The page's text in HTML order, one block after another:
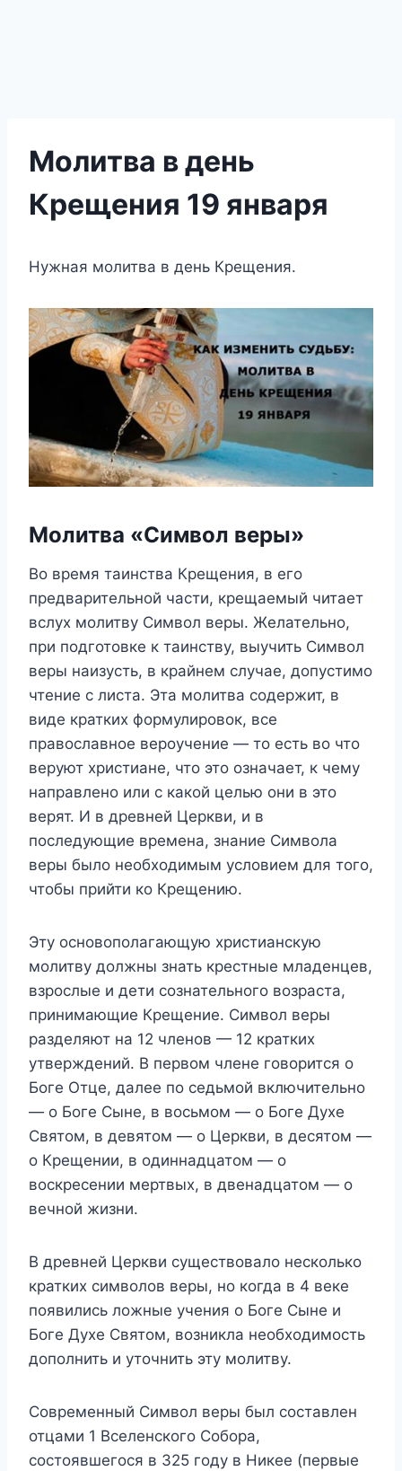
Молитва в день
Крещения 19 января
Нужная молитва в день Крещения.
Молитва «Символ веры»
Во время таинства Крещения, в его
предварительной части, крещаемый читает
вслух молитву Символ веры. Желательно,
при подготовке к таинству, выучить Символ
веры наизусть, в крайнем случае, допустимо
чтение с листа. Эта молитва содержит, в
виде кратких формулировок, все
православное вероучение — то есть во что
веруют христиане, что это означает, к чему
направлено или с какой целью они в это
верят. И в древней Церкви, и в
последующие времена, знание Символа
веры было необходимым условием для того,
чтобы прийти ко Крещению.
Эту основополагающую христианскую
молитву должны знать крестные младенцев,
взрослые и дети сознательного возраста,
принимающие Крещение. Символ веры
разделяют на 12 членов — 12 кратких
утверждений. В первом члене говорится о
Боге Отце, далее по седьмой включительно
— о Боге Сыне, в восьмом — о Боге Духе
Святом, в девятом — о Церкви, в десятом —
о Крещении, в одиннадцатом — о
воскресении мертвых, в двенадцатом — о
вечной жизни.
В древней Церкви существовало несколько
кратких символов веры, но когда в 4 веке
появились ложные учения о Боге Сыне и
Боге Духе Святом, возникла необходимость
дополнить и уточнить эту молитву.
Современный Символ веры был составлен
отцами 1 Вселенского Собора,
состоявшегося в 325 году в Никее (первые